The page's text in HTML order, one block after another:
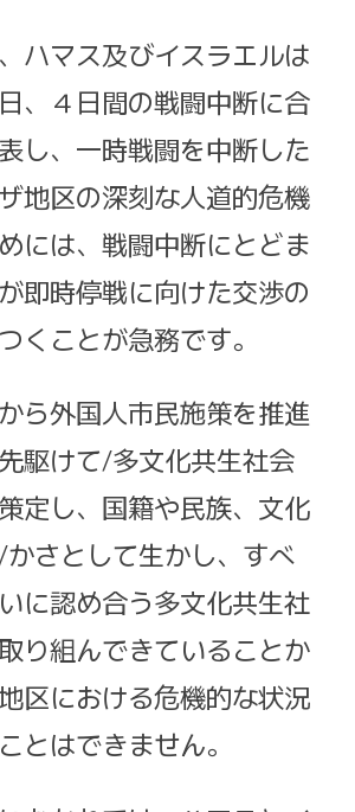
ハマス及びイスラエルは
、４日間の戦闘中断に合
し、一時戦闘を中断した
地区の深刻な人道的危機
には、戦闘中断にとどま
即時停戦に向けた交渉の
くことが急務です。
ら外国人市民施策を推進
駆けて/多文化共生社会
定し、国籍や民族、文化
さとして生かし、すべ
に認め合う多文化共生社
り組んできていることか
区における危機的な状況
とはできません。